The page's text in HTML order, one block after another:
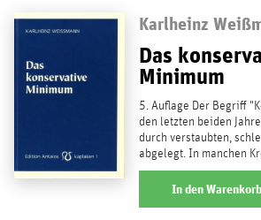
Karlheinz
Das
Minimum
5. Auflage Der Begriff
den letzten beiden
durch verstaubten,
abgelegt. In manchen
bereits als kess,...
weiterlesen
In denWarenkorb